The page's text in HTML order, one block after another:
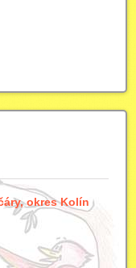
okres Kolín